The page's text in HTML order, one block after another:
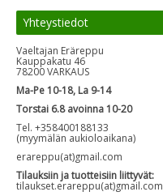
Yhteystiedot
Vaeltajan Eräreppu
Kauppakatu 46
78200 VARKAUS
Ma-Pe 10-18, La 9-14
Torstai 6.8 avoinna 10-20
Tel. +358400188133
(myymälän aukioloaikana)
erareppu(at)gmail.com
Tilauksiin ja tuotteisiin liittyvät:
tilaukset.erareppu(at)gmail.com